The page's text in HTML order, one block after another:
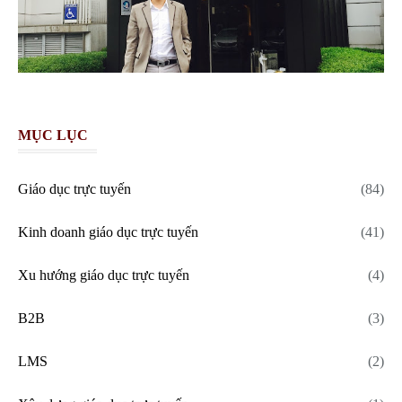
MỤC LỤC
Giáo dục trực tuyến (84)
Kinh doanh giáo dục trực tuyến (41)
Xu hướng giáo dục trực tuyến (4)
B2B (3)
LMS (2)